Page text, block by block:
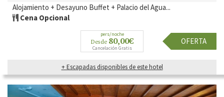
Alojamiento + Desayuno Buffet + Palacio del Agua...
Cena Opcional
pers/noche
Desde 80,00€
Cancelación Gratis
OFERTA
+ Escapadas disponibles de este hotel